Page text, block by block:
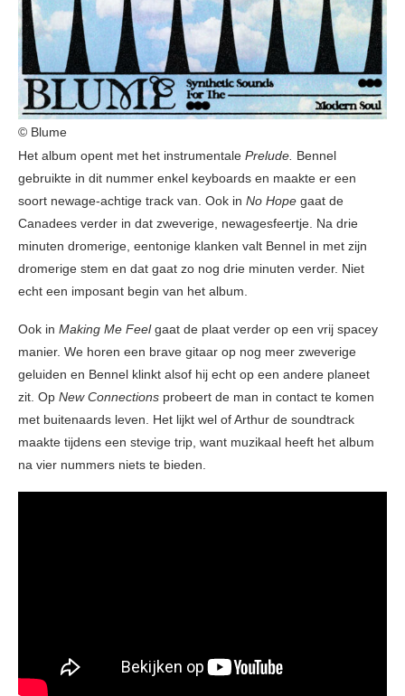
© Blume
Het album opent met het instrumentale Prelude. Bennel
gebruikte in dit nummer enkel keyboards en maakte er een
soort newage-achtige track van. Ook in No Hope gaat de
Canadees verder in dat zweverige, newagesfeertje. Na drie
minuten dromerige, eentonige klanken valt Bennel in met zijn
dromerige stem en dat gaat zo nog drie minuten verder. Niet
echt een imposant begin van het album.
Ook in Making Me Feelgaat de plaat verder op een vrij spacey
manier. We horen een brave gitaar op nog meer zweverige
geluiden en Bennel klinkt alsof hij echt op een andere planeet
zit. Op New Connections probeert de man in contact te komen
met buitenaards leven. Het lijkt wel of Arthur de soundtrack
maakte tijdens een stevige trip, want muzikaal heeft het album
na vier nummers niets te bieden.